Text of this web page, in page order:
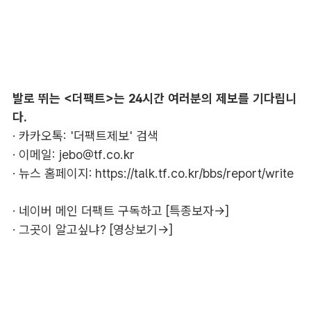
발로 뛰는 <더팩트>는 24시간 여러분의 제보를 기다립니
다.
· 카카오톡: '더팩트제보' 검색
· 이메일: jebo@tf.co.kr
· 뉴스 홈페이지: https://talk.tf.co.kr/bbs/report/write
· 네이버 메인 더팩트 구독하고 [특종보자→]
· 그곳이 알고싶냐? [영상보기→]